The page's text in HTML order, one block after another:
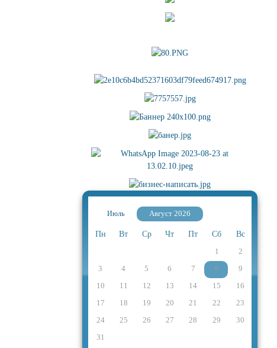
Июль Август 2026
Пн Вт Ср Чт Пт Сб
Вс
1
2
3
4 5 6 7 8
9
10
11 12 13 14 15
16
17
18 19 20 21 22
23
24
25 26 27 28 29
30
31